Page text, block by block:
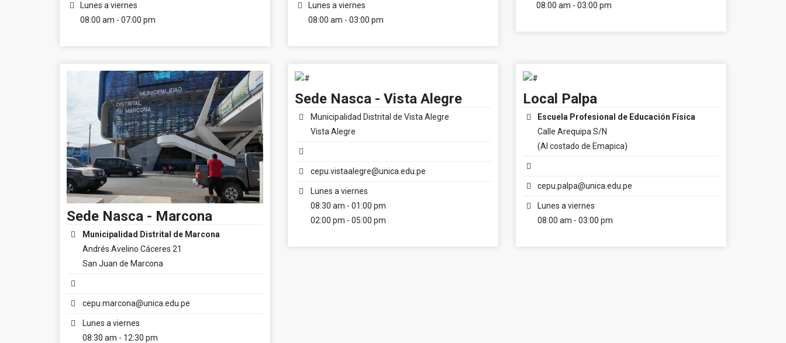
Lunes a viernes
08:00 am - 07:00 pm
Lunes a viernes
08:00 am - 03:00 pm
08:00 am - 03:00 pm
Sede Nasca - Marcona
Municipalidad Distrital de Marcona
Andrés Avelino Cáceres 21
San Juan de Marcona
cepu.marcona@unica.edu.pe
Lunes a viernes
08:30 am - 12:30 pm
Sede Nasca - Vista Alegre
Municipalidad Distrital de Vista Alegre
Vista Alegre
cepu.vistaalegre@unica.edu.pe
Lunes a viernes
08:30 am - 01:00 pm
02:00 pm - 05:00 pm
Local Palpa
Escuela Profesional de Educación Física
Calle Arequipa S/N
(Al costado de Emapica)
cepu.palpa@unica.edu.pe
Lunes a viernes
08:00 am - 03:00 pm